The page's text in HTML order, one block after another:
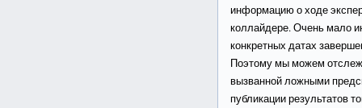
информацию о ходе
коллайдере. Очень мало
конкретных датах
Поэтому мы можем
вызванной ложными
публикации результатов